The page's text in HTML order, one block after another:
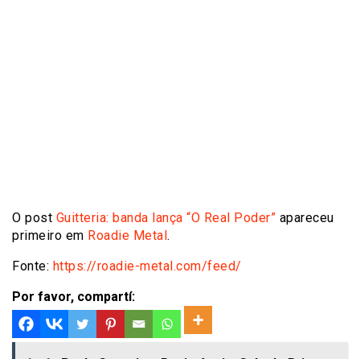
O post Guitteria: banda lança “O Real Poder” apareceu
primeiro em Roadie Metal.
Fonte: https://roadie-metal.com/feed/
Por favor, compartí: